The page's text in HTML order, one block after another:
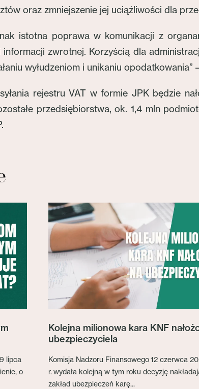
oraz zmniejszenie jej uciążliwości dla
istotna poprawa w komunikacji z
zwrotnej. Korzyścią dla
wyłudzeniom i unikaniu opodatkowania”
rejestru VAT w formie JPK będzie
przedsiębiorstwa, ok. 1,4 mln
lipca
o
Kolejna milionowa kara KNF
ubezpieczyciela
Komisja Nadzoru Finansowego 12 czerwca
r. wydała kolejną w tym roku decyzję
zakład ubezpieczeń karę...